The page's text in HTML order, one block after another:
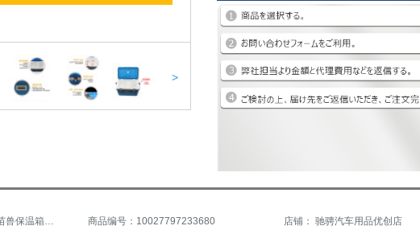
>
商品名称：适用于12L疫苗兽保温箱带温度显示 药品配送箱疫苗便利运输冷藏箱子 12升不带温度显示屏 商品编号：10027797233680
店铺： 驰骋汽车用品优创店